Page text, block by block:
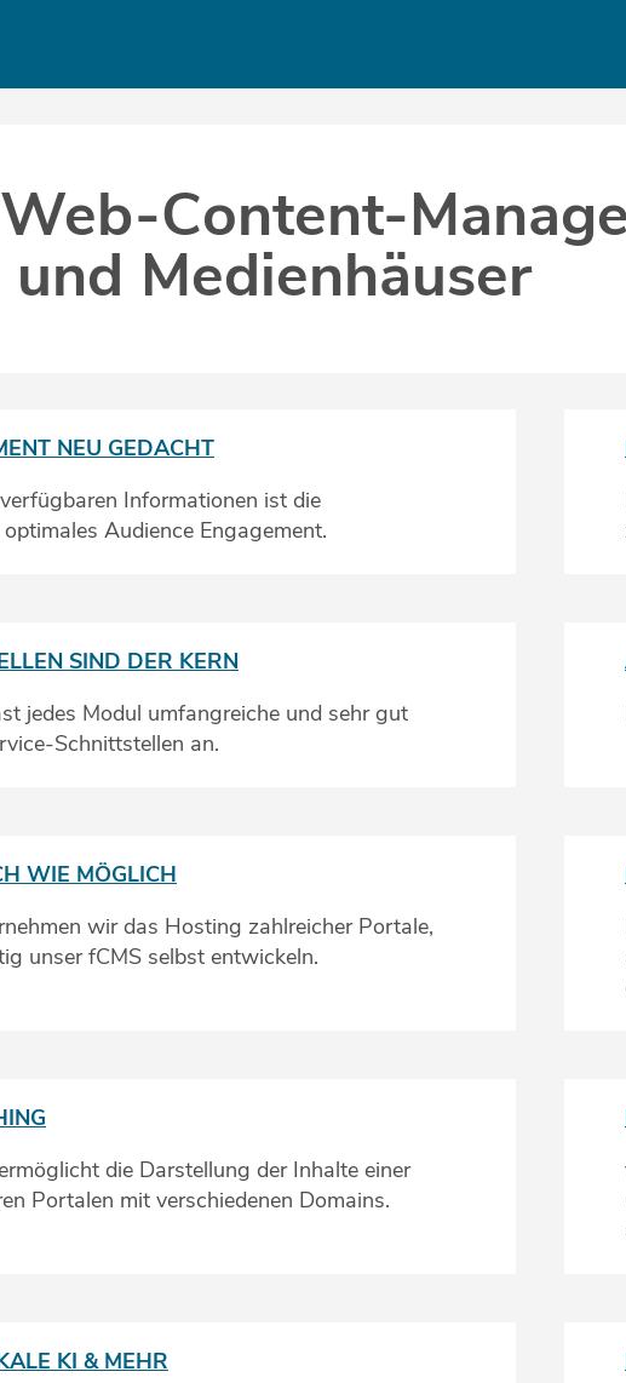
Content-
Medienhäuser
NEU GEDACHT
Informationen ist die
Audience Engagement.
SIND DER KERN
jedes Modul umfangreiche und sehr gut
Schnittstellen an.
WIE MÖGLICH
wir das Hosting zahlreicher Portale,
unser fCMS selbst entwickeln.
die Darstellung der Inhalte einer
Portalen mit verschiedenen Domains.
KI & MEHR